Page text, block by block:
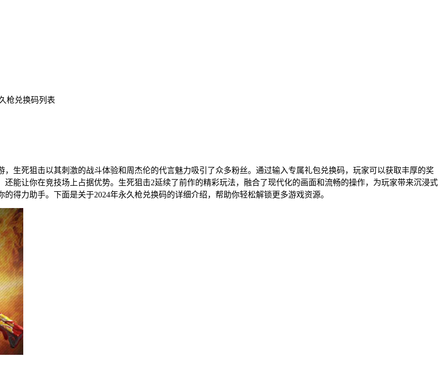
枪兑换码列表
，生死狙击以其刺激的战斗体验和周杰伦的代言魅力吸引了众多粉丝。通过输入专属礼包兑换码，玩家可以获取丰厚的奖
能让你在竞技场上占据优势。生死狙击2延续了前作的精彩玩法，融合了现代化的画面和流畅的操作，为玩家带来沉浸式
得力助手。下面是关于2024年永久枪兑换码的详细介绍，帮助你轻松解锁更多游戏资源。